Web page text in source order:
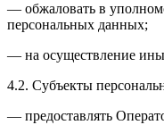
— обжаловать в
персональных данных;
— на осуществление
4.2. Субъекты
— предоставлять